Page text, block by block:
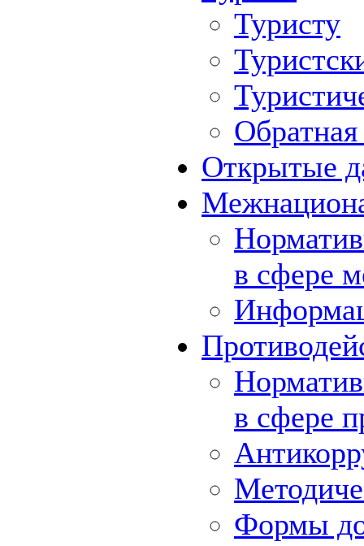
Туристу
Обратная
Открытые
в сфере
в сфере
Формы